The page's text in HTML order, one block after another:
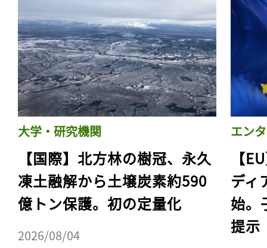
大学・研究機関
【国際】北方林の樹冠、永久
凍土融解から土壌炭素約590
億トン保護。初の定量化
2026/08/04
エン
【
ディ
始。
提示